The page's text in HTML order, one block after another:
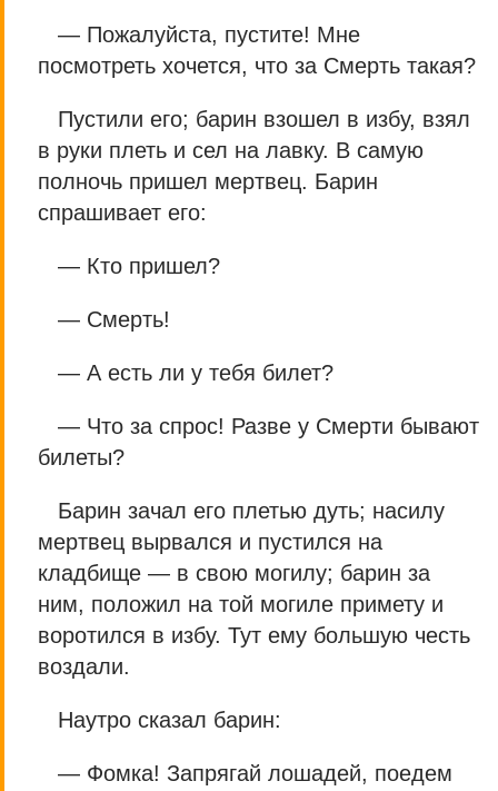
— Пожалуйста, пустите! Мне
посмотреть хочется, что за Смерть такая?
Пустили его; барин взошел в избу, взял
в руки плеть и сел на лавку. В самую
полночь пришел мертвец. Барин
спрашивает его:
— Кто пришел?
— Смерть!
— А есть ли у тебя билет?
— Что за спрос! Разве у Смерти бывают
билеты?
Барин зачал его плетью дуть; насилу
мертвец вырвался и пустился на
кладбище — в свою могилу; барин за
ним, положил на той могиле примету и
воротился в избу. Тут ему большую честь
воздали.
Наутро сказал барин:
— Фомка! Запрягай лошадей, поедем